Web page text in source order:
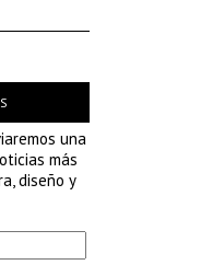
una
más
diseño y